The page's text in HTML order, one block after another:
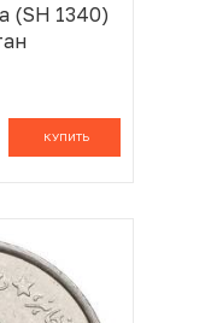
(SH 1340)
КУПИТЬ